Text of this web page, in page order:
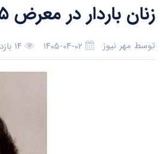
زنان باردار در معرض ۴۵ ماده شیمیایی رایج قرار دارند
توسط مهر نیوز ۱۴۰۵-۰۴-۰۲ ۱۴ بازدید